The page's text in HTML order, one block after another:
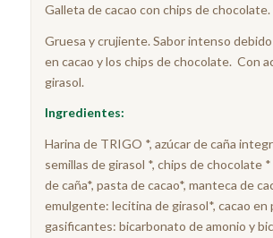
Galleta de cacao con chips de
Gruesa y crujiente. Sabor intenso
en cacao y los chips de chocolate. Con
girasol.
Ingredientes:
Harina de TRIGO *, azúcar de caña
semillas de girasol *, chips de chocolate
de caña*, pasta de cacao*, manteca de
emulgente: lecitina de girasol*, cacao en
gasificantes: bicarbonato de amonio y